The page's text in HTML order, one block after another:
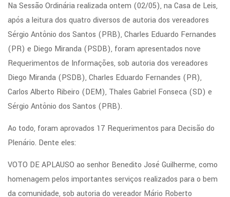
Na Sessão Ordinária realizada ontem (02/05), na Casa de Leis,
após a leitura dos quatro diversos de autoria dos vereadores
Sérgio Antônio dos Santos (PRB), Charles Eduardo Fernandes
(PR) e Diego Miranda (PSDB), foram apresentados nove
Requerimentos de Informações, sob autoria dos vereadores
Diego Miranda (PSDB), Charles Eduardo Fernandes (PR),
Carlos Alberto Ribeiro (DEM), Thales Gabriel Fonseca (SD) e
Sérgio Antônio dos Santos (PRB).
Ao todo, foram aprovados 17 Requerimentos para Decisão do
Plenário. Dente eles:
VOTO DE APLAUSO ao senhor Benedito José Guilherme, como
homenagem pelos importantes serviços realizados para o bem
da comunidade, sob autoria do vereador Mário Roberto